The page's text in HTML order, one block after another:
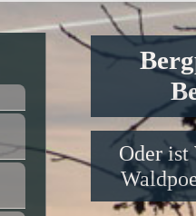
Oder ist